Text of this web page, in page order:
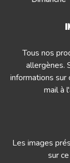
Tous nos
allergènes.
informations sur
mail à
Les images
sur